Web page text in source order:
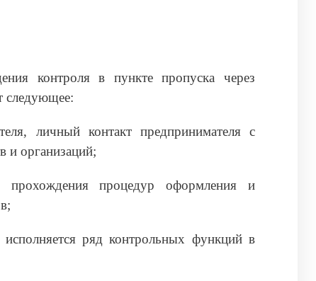
контроля в пункте пропуска через
следующее:
личный контакт предпринимателя с
и организаций;
прохождения процедур оформления и
ряд контрольных функций в